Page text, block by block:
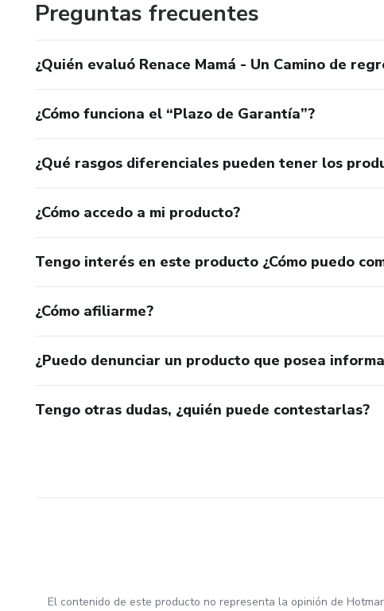
Qué contiene:
Capítulos explicativos:
Microhábitos diarios: prácticas de
Rituales cortos: herramientas de
diariamente.
Plan Renace en 30 días: calendario
Preguntas frecuentes
¿Quién evaluó Renace Mamá - Un Camino de
¿Cómo funciona el “Plazo de Garantía”?
¿Qué rasgos diferenciales pueden tener los
¿Cómo accedo a mi producto?
Tengo interés en este producto ¿Cómo puedo
¿Cómo afiliarme?
¿Puedo denunciar un producto que posea
Tengo otras dudas, ¿quién puede contestarlas?
El contenido de este producto no representa la opinión de